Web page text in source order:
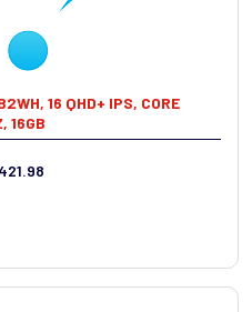
16 QHD+ IPS, CORE
16GB